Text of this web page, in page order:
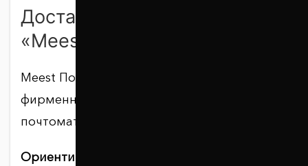
Доставка в отделение
«Meest Почта»
Meest Почта доставляет заказы в
фирменные и партнёрские отделения,
почтоматы или курьером по адресу.
Ориентировочные сроки доставки: